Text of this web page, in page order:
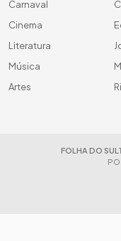
Carnaval
Cinema
Literatura
Música
Artes
FOLHA DO SUL